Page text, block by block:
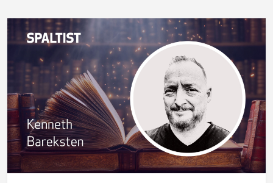
Stanse avskiltingen av lærere.
Innføre en uavhengig, nasjonal
klageinstans i brudd på opplæringslovens
paragraf 9a.
Fjerne karakterkrav i lærerutdanningen